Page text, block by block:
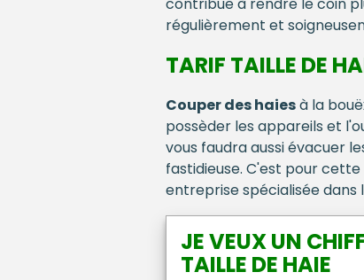
régulièrement et
TARIF TAILLE DE
Couper des haiesà la
possèder les appareils et
vous faudra aussi évacuer
fastidieuse. C'est pour
entreprise spécialisée dans
JE VEUX UN
TAILLE DE HAIE